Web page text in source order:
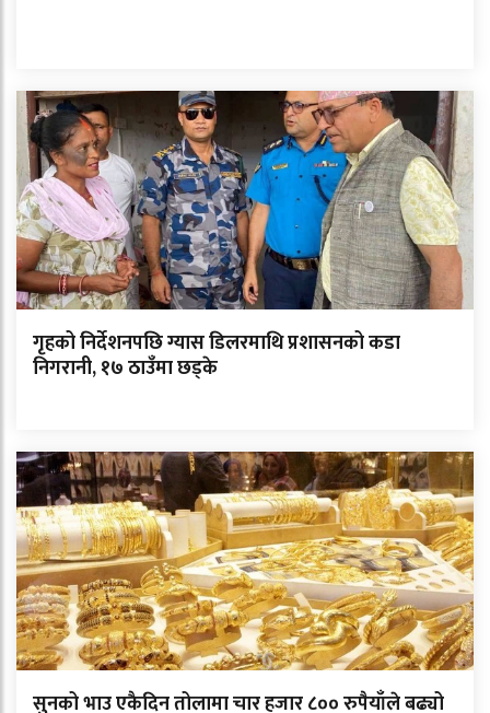
गृहको निर्देशनपछि ग्यास डिलरमाथि प्रशासनको कडा
निगरानी, १७ ठाउँमा छड्के
सुनको भाउ एकैदिन तोलामा चार हजार ८०० रुपैयाँले बढ्यो